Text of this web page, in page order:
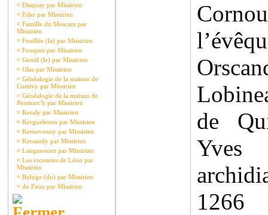
¤ Disquay par Missirien
¤ Eder par Missirien
¤ Famille du Mescam par
Missirien
¤ Feuillée (la) par Missirien
¤ Fouquet par Missirien
¤ Gentil (le) par Missirien
¤ Glas par Missirien
¤ Généalogie de la maison de
Coetivy par Missirien
¤ Généalogie de la maison de
Penmarc'h par Missirien
¤ Keraly par Missirien
¤ Kerguelenen par Missirien
¤ Kernevenoy par Missirien
¤ Kersaudy par Missirien
¤ Langueouez par Missirien
¤ Les vicomtes de Léon par
Missirien
¤ Refuge (du) par Missirien
¤ du Faou par Missirien
de